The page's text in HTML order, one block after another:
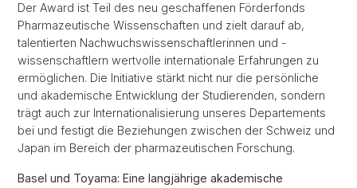
Der Award ist Teil des neu geschaffenen Förderfonds
Pharmazeutische Wissenschaften und zielt darauf ab,
talentierten Nachwuchswissenschaftlerinnen und -
wissenschaftlern wertvolle internationale Erfahrungen zu
ermöglichen. Die Initiative stärkt nicht nur die persönliche
und akademische Entwicklung der Studierenden, sondern
trägt auch zur Internationalisierung unseres Departements
bei und festigt die Beziehungen zwischen der Schweiz und
Japan im Bereich der pharmazeutischen Forschung.
Basel und Toyama: Eine langjährige akademische